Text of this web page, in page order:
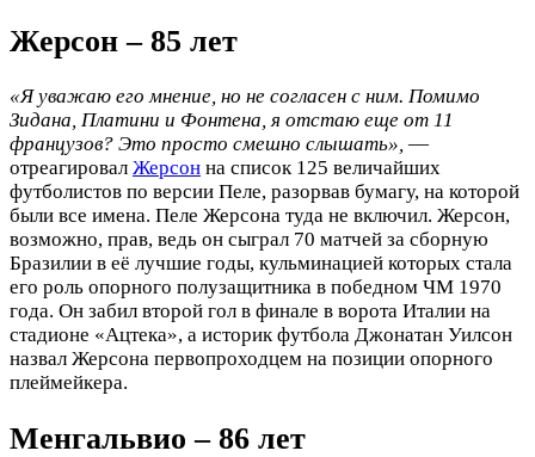
Жерсон – 85 лет
«Я уважаю его мнение, но не согласен с ним. Помимо
Зидана, Платини и Фонтена, я отстаю еще от 11
французов? Это просто смешно слышать», —
отреагировал Жерсон на список 125 величайших
футболистов по версии Пеле, разорвав бумагу, на которой
были все имена. Пеле Жерсона туда не включил. Жерсон,
возможно, прав, ведь он сыграл 70 матчей за сборную
Бразилии в её лучшие годы, кульминацией которых стала
его роль опорного полузащитника в победном ЧМ 1970
года. Он забил второй гол в финале в ворота Италии на
стадионе «Ацтека», а историк футбола Джонатан Уилсон
назвал Жерсона первопроходцем на позиции опорного
плеймейкера.
Менгальвио – 86 лет